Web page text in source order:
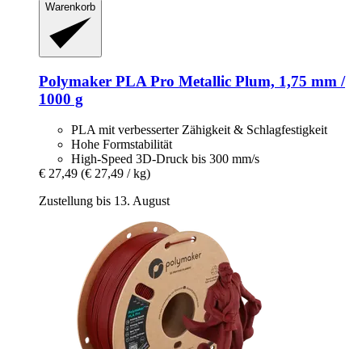
Warenkorb
Polymaker PLA Pro Metallic Plum, 1,75 mm /
1000 g
PLA mit verbesserter Zähigkeit & Schlagfestigkeit
Hohe Formstabilität
High-Speed 3D-Druck bis 300 mm/s
€ 27,49 (€ 27,49 / kg)
Zustellung bis 13. August